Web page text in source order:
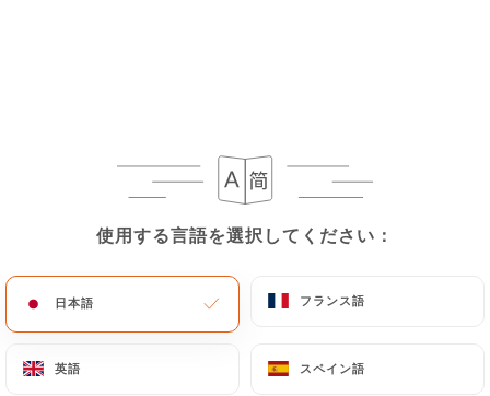
使用する言語を選択してください：
日本語 フランス語
英語 スペイン語
使用する言語を選択してください：
日本語 フランス語
英語 スペイン語